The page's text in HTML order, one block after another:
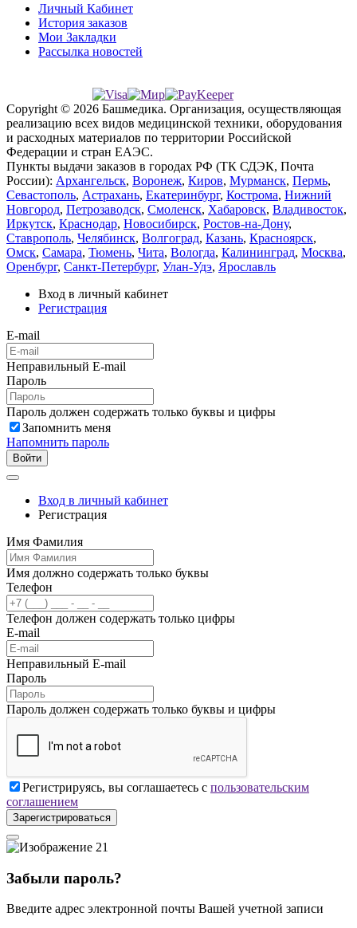
Личный Кабинет
История заказов
Мои Закладки
Рассылка новостей
Copyright © 2026 Башмедика. Организация, осуществляющая
реализацию всех видов медицинской техники, оборудования
и расходных материалов по территории Российской
Федерации и стран ЕАЭС.
Пункты выдачи заказов в городах РФ (ТК СДЭК, Почта
России): Архангельск, Воронеж, Киров, Мурманск, Пермь,
Севастополь, Астрахань, Екатеринбург, Кострома, Нижний
Новгород, Петрозаводск, Смоленск, Хабаровск, Владивосток,
Иркутск, Краснодар, Новосибирск, Ростов-на-Дону,
Ставрополь, Челябинск, Волгоград, Казань, Красноярск,
Омск, Самара, Тюмень, Чита, Вологда, Калининград, Москва,
Оренбург, Санкт-Петербург, Улан-Удэ, Ярославль
Вход в личный кабинет
Регистрация
E-mail
Неправильный E-mail
Пароль
Пароль должен содержать только буквы и цифры
Запомнить меня
Напомнить пароль
Войти
Вход в личный кабинет
Регистрация
Имя Фамилия
Имя должно содержать только буквы
Телефон
Телефон должен содержать только цифры
E-mail
Неправильный E-mail
Пароль
Пароль должен содержать только буквы и цифры
Регистрируясь, вы соглашаетесь с пользовательским
соглашением
Зарегистрироваться
Забыли пароль?
Введите адрес электронной почты Вашей учетной записи